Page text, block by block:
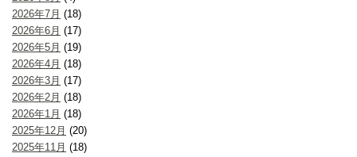
2026年7月 (18)
2026年6月 (17)
2026年5月 (19)
2026年4月 (18)
2026年3月 (17)
2026年2月 (18)
2026年1月 (18)
2025年12月 (20)
2025年11月 (18)